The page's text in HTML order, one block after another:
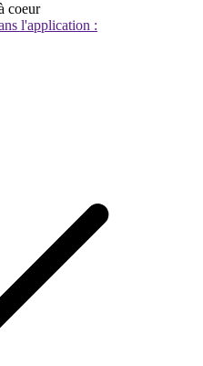
coeur
l'application :